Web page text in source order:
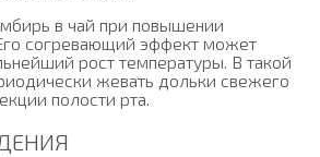
в чай при повышении
согревающий эффект может
рост температуры. В такой
жевать дольки свежего
полости рта.